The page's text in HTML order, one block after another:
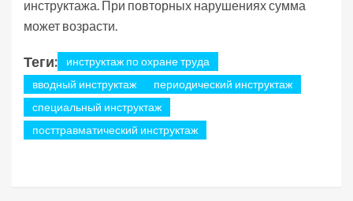
инструктажа. При повторных нарушениях сумма
может возрасти.
Теги:
инструктаж по охране труда
вводный инструктаж
периодический инструктаж
специальный инструктаж
посттравматический инструктаж